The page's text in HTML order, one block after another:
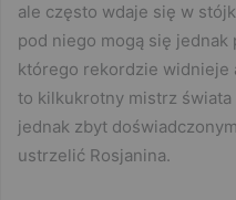
ale często wdaje się w
pod niego mogą się jednak
którego rekordzie widnieje
to kilkukrotny mistrz świata
jednak zbyt
ustrzelić Rosjanina.